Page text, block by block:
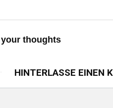
thoughts
HINTERLASSE EINEN